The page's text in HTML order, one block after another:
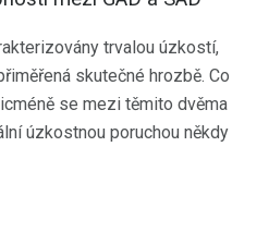
trvalou úzkostí,
skutečné hrozbě. Co
se mezi těmito dvěma
úzkostnou poruchou někdy